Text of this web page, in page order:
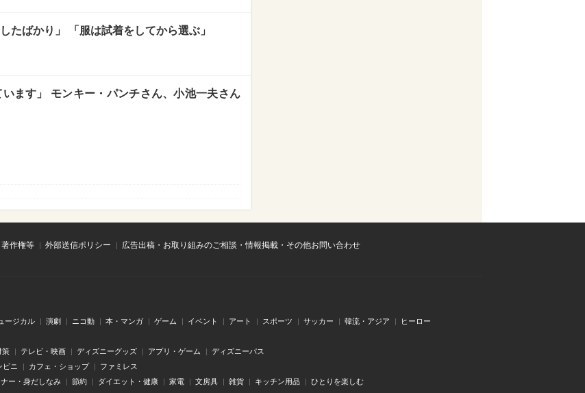
たばかり」 「服は試着をしてから選ぶ」
ます」 モンキー・パンチさん、小池一夫さん
作権等 外部送信ポリシー
広告出稿・お取り組みのご相談・情報掲載・その他お問い合わせ
ージカル 演劇 ニコ動 本・マンガ ゲーム イベント アート スポーツ サッカー 韓流・アジア ヒーロー
策 テレビ・映画 ディズニーグッズ アプリ・ゲーム ディズニーパス
ビニ カフェ・ショップ ファミレス
ナー・身だしなみ 節約 ダイエット・健康 家電 文房具 雑貨 キッチン用品 ひとりを楽しむ